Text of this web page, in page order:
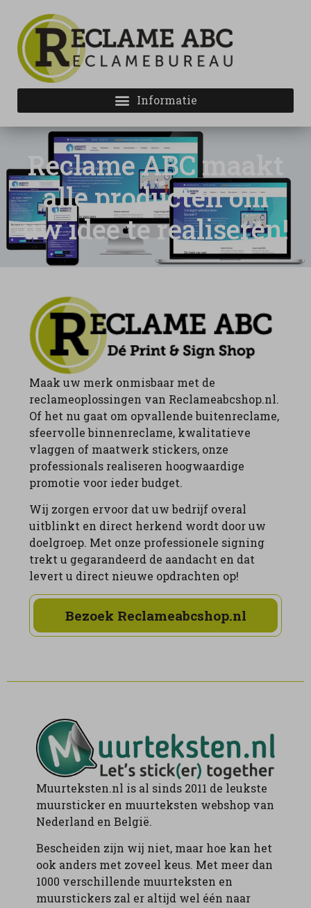
Reclame ABC maakt
alle producten om
uw idee te realiseren!
Maak uw merk onmisbaar met de
reclameoplossingen van Reclameabcshop.nl.
Of het nu gaat om opvallende buitenreclame,
sfeervolle binnenreclame, kwalitatieve
vlaggen of maatwerk stickers, onze
professionals realiseren hoogwaardige
promotie voor ieder budget.
Wij zorgen ervoor dat uw bedrijf overal
uitblinkt en direct herkend wordt door uw
doelgroep. Met onze professionele signing
trekt u gegarandeerd de aandacht en dat
levert u direct nieuwe opdrachten op!
Bezoek Reclameabcshop.nl
Muurteksten.nl is al sinds 2011 de leukste
muursticker en muurteksten webshop van
Nederland en België.
Bescheiden zijn wij niet, maar hoe kan het
ook anders met zoveel keus. Met meer dan
1000 verschillende muurteksten en
muurstickers zal er altijd wel één naar